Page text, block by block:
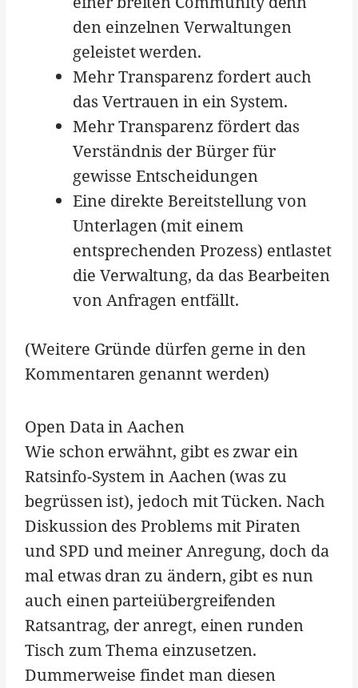
den einzelnen Verwaltungen
geleistet werden.
Mehr Transparenz fordert auch
das Vertrauen in ein System.
Mehr Transparenz fördert das
Verständnis der Bürger für
gewisse Entscheidungen
Eine direkte Bereitstellung von
Unterlagen (mit einem
entsprechenden Prozess) entlastet
die Verwaltung, da das Bearbeiten
von Anfragen entfällt.
(Weitere Gründe dürfen gerne in den
Kommentaren genannt werden)
Open Data in Aachen
Wie schon erwähnt, gibt es zwar ein
Ratsinfo-System in Aachen (was zu
begrüssen ist), jedoch mit Tücken. Nach
Diskussion des Problems mit Piraten
und SPD und meiner Anregung, doch da
mal etwas dran zu ändern, gibt es nun
auch einen parteiübergreifenden
Ratsantrag, der anregt, einen runden
Tisch zum Thema einzusetzen.
Dummerweise findet man diesen